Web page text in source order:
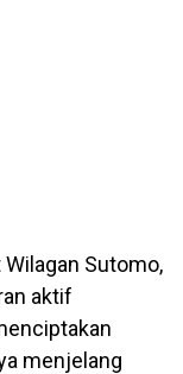
Sutomo,
aktif
menjelang